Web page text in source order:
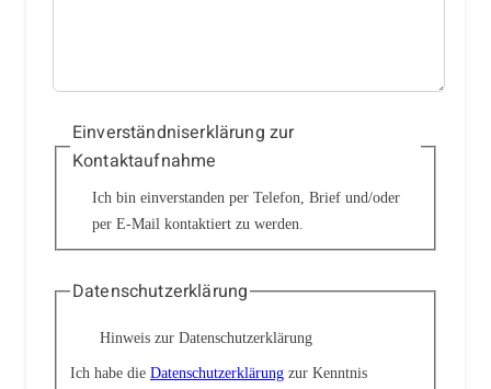
Einverständniserklärung zur
Kontaktaufnahme
Ich bin einverstanden per Telefon, Brief und/oder
per E-Mail kontaktiert zu werden.
Datenschutzerklärung
Hinweis zur Datenschutzerklärung
Ich habe die Datenschutzerklärung zur Kenntnis